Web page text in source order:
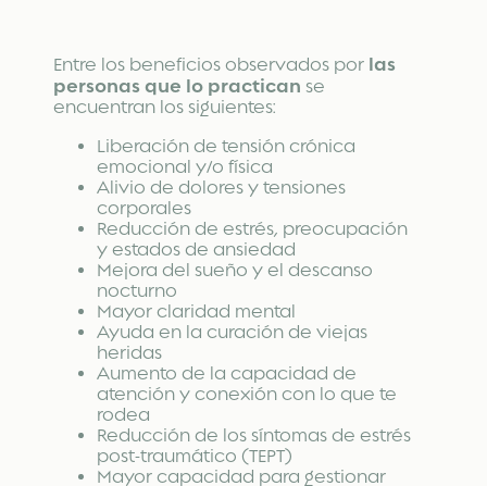
Entre los beneficios observados por las
personas que lo practican se
encuentran los siguientes:
Liberación de tensión crónica
emocional y/o física
Alivio de dolores y tensiones
corporales
Reducción de estrés, preocupación
y estados de ansiedad
Mejora del sueño y el descanso
nocturno
Mayor claridad mental
Ayuda en la curación de viejas
heridas
Aumento de la capacidad de
atención y conexión con lo que te
rodea
Reducción de los síntomas de estrés
post-traumático (TEPT)
Mayor capacidad para gestionar